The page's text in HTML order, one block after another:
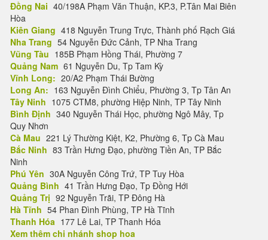
Đồng Nai 40/198A Phạm Văn Thuận, KP.3, P.Tân Mai Biên
Hòa
Kiên Giang 418 Nguyễn Trung Trực, Thành phố Rạch Giá
Nha Trang 54 Nguyễn Đức Cảnh, TP Nha Trang
Vũng Tàu 185B Phạm Hồng Thái, Phường 7
Quảng Nam 61 Nguyễn Du, Tp Tam Kỳ
Vĩnh Long: 20/A2 Phạm Thái Bường
Long An: 163 Nguyễn Đình Chiểu, Phường 3, Tp Tân An
Tây Ninh 1075 CTM8, phường Hiệp Ninh, TP Tây Ninh
Bình Định 340 Nguyễn Thái Học, phường Ngô Mây, Tp
Quy Nhơn
Cà Mau 221 Lý Thường Kiệt, K2, Phường 6, Tp Cà Mau
Bắc Ninh 83 Trần Hưng Đạo, phường Tiền An, TP Bắc
Ninh
Phú Yên 30A Nguyễn Công Trứ, TP Tuy Hòa
Quảng Bình 41 Trần Hưng Đạo, Tp Đồng Hới
Quảng Trị 92 Nguyễn Trãi, TP Đông Hà
Hà Tĩnh 54 Phan Đình Phùng, TP Hà Tĩnh
Thanh Hóa 177 Lê Lai, TP Thanh Hóa
Xem thêm chi nhánh shop hoa